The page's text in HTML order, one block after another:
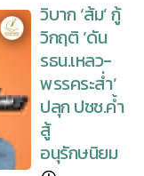
วิบาก ‘ส้ม’ กู้
วิกฤติ ‘ดัน
รธน.เหลว-
พรรคระส่ำ’
ปลุก ปชช.ค้ำ
สู้
อนุรักษนิยม